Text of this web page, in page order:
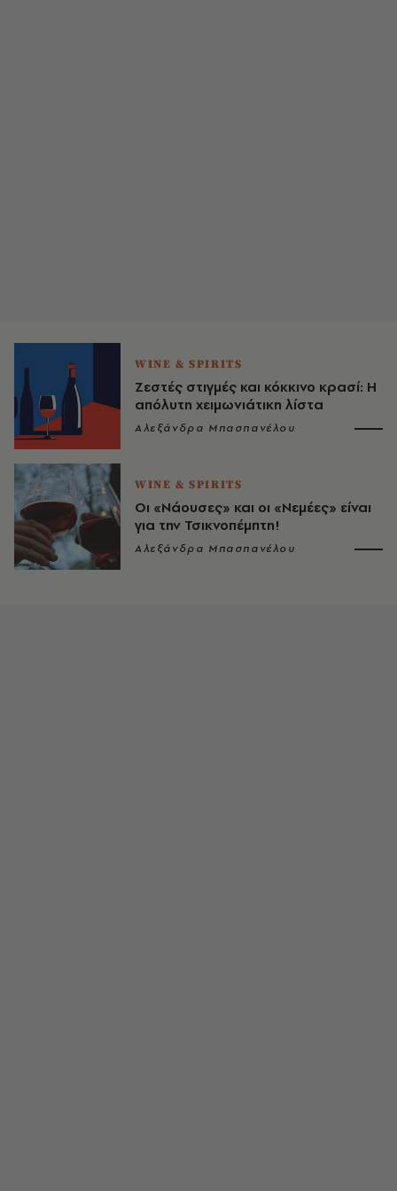
WINE & SPIRITS
Ζεστές στιγμές και κόκκινο κρασί: Η
απόλυτη χειμωνιάτικη λίστα
Αλεξάνδρα Μπασπανέλου
WINE & SPIRITS
Οι «Νάουσες» και οι «Νεμέες» είναι
για την Τσικνοπέμπτη!
Αλεξάνδρα Μπασπανέλου